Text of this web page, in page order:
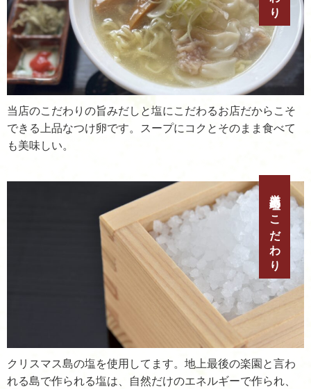
厳選塩のこだわり
クリスマス島の塩を使用してます。地上最後の楽園と言わ
れる島で作られる塩は、自然だけのエネルギーで作られ、
当店のこだわりの旨みだしと塩にこだわるお店だからこそ
できる上品なつけ卵です。スープにコクとそのまま食べて
も美味しい。